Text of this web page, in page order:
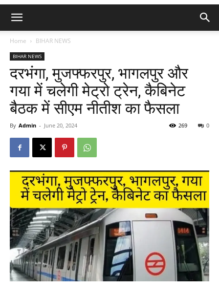
Home BIHAR NEWS
BIHAR NEWS
दरभंगा, मुजफ्फरपुर, भागलपुर और
गया में चलेगी मेट्रो ट्रेन, कैबिनेट
बैठक में सीएम नीतीश का फैसला
By Admin - June 20, 2024 0
269